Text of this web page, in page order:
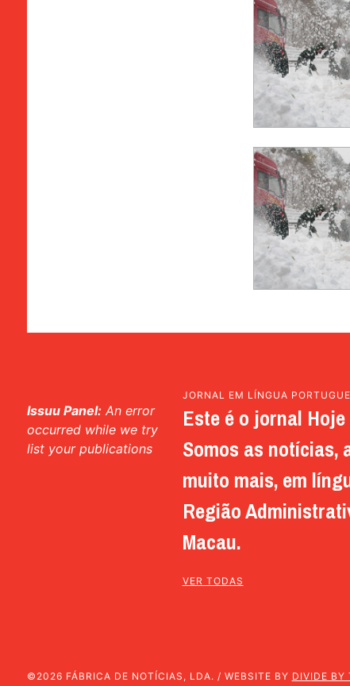
Issuu Panel: An error
occurred while we try
list your publications
JORNAL EM LÍNGUA
Este é o jornal
Somos as notícias,
muito mais, em
Região
Macau.
VER TODAS
©2026 FÁBRICA DE NOTÍCIAS, LDA. / WEBSITE BY DIVIDE BY